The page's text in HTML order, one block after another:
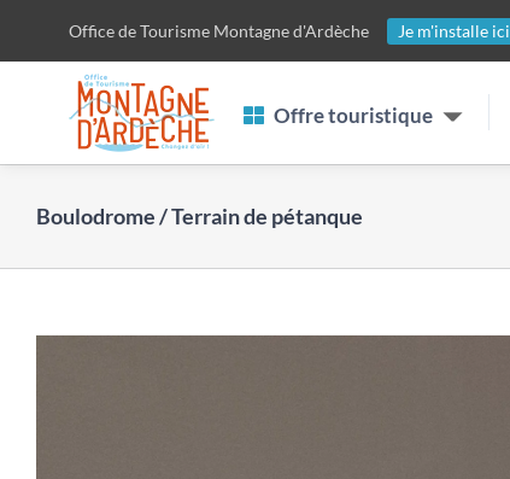
contenu
Office de Tourisme Montagne d'Ardèche Je m'installe ici
Offre touristique
Boulodrome / Terrain de pétanque